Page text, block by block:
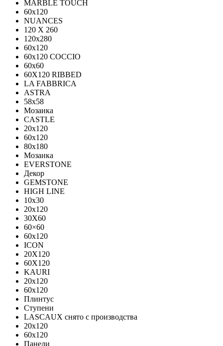
MARBLE TOUCH
60х120
NUANCES
120 X 260
120x280
60x120
60x120 COCCIO
60x60
60Х120 RIBBED
LA FABBRICA
ASTRA
58x58
Мозаика
CASTLE
20x120
60x120
80х180
Мозаика
EVERSTONE
Декор
GEMSTONE
HIGH LINE
10x30
20x120
30X60
60×60
60x120
ICON
20X120
60X120
KAURI
20x120
60x120
Плинтус
Ступени
LASCAUX снято с производства
20x120
60x120
Панели